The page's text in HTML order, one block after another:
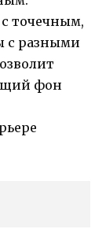
точечным,
с разными
фон